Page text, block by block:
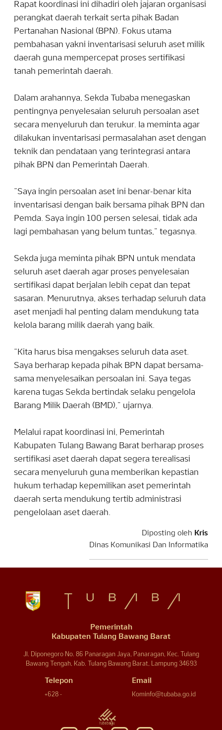
Rapat koordinasi ini dihadiri oleh jajaran organisasi
perangkat daerah terkait serta pihak Badan
Pertanahan Nasional (BPN). Fokus utama
pembahasan yakni inventarisasi seluruh aset milik
daerah guna mempercepat proses sertifikasi
tanah pemerintah daerah.
Dalam arahannya, Sekda Tubaba menegaskan
pentingnya penyelesaian seluruh persoalan aset
secara menyeluruh dan terukur. Ia meminta agar
dilakukan inventarisasi permasalahan aset dengan
teknik dan pendataan yang terintegrasi antara
pihak BPN dan Pemerintah Daerah.
“Saya ingin persoalan aset ini benar-benar kita
inventarisasi dengan baik bersama pihak BPN dan
Pemda. Saya ingin 100 persen selesai, tidak ada
lagi pembahasan yang belum tuntas,” tegasnya.
Sekda juga meminta pihak BPN untuk mendata
seluruh aset daerah agar proses penyelesaian
sertifikasi dapat berjalan lebih cepat dan tepat
sasaran. Menurutnya, akses terhadap seluruh data
aset menjadi hal penting dalam mendukung tata
kelola barang milik daerah yang baik.
“Kita harus bisa mengakses seluruh data aset.
Saya berharap kepada pihak BPN dapat bersama-
sama menyelesaikan persoalan ini. Saya tegas
karena tugas Sekda bertindak selaku pengelola
Barang Milik Daerah (BMD),” ujarnya.
Melalui rapat koordinasi ini, Pemerintah
Kabupaten Tulang Bawang Barat berharap proses
sertifikasi aset daerah dapat segera terealisasi
secara menyeluruh guna memberikan kepastian
hukum terhadap kepemilikan aset pemerintah
daerah serta mendukung tertib administrasi
pengelolaan aset daerah.
Diposting oleh Kris
Dinas Komunikasi Dan Informatika
Pemerintah
Kabupaten Tulang Bawang Barat
Jl. Diponegoro No. 86 Panaragan Jaya, Panaragan, Kec. Tulang
Bawang Tengah, Kab. Tulang Bawang Barat, Lampung 34693
Telepon
+628 -
Email
Kominfo@tubaba.go.id